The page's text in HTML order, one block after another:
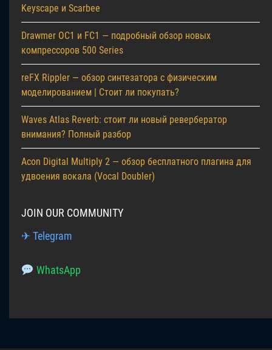
Keyscape и Scarbee
Drawmer OC1 и FC1 — подробный обзор новых
компрессоров 500 Series
reFX Rippler — обзор синтезатора с физическим
моделированием | Стоит ли покупать?
Waves Atlas Reverb: стоит ли новый ревербератор
внимания? Полный разбор
Acon Digital Multiply 2 — обзор бесплатного плагина для
удвоения вокала (Vocal Doubler)
JOIN OUR COMMUNITY
✈ Telegram
WhatsApp